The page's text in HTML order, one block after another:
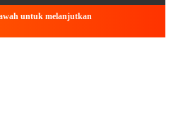
untuk melanjutkan